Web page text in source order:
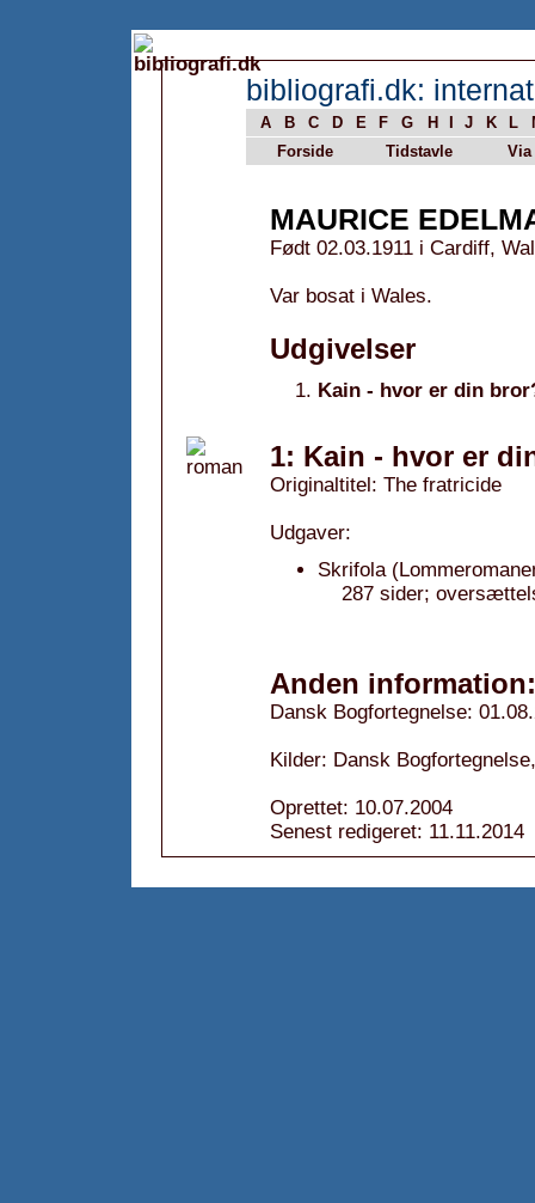
bibliografi.dk:
A B C D E F G H J K L
Forside
Tidstavle Via
MAURICE
Født 02.03.1911 i Cardiff,
Var bosat i Wales.
Udgivelser
Kain - hvor er din
1: Kain - hvor er
Originaltitel: The fratricide
Udgaver:
Skrifola
287 sider;
Anden information:
Dansk Bogfortegnelse:
Kilder: Dansk
Oprettet: 10.07.2004
Senest redigeret: 11.11.2014